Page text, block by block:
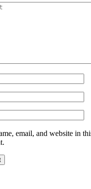
email, and website in